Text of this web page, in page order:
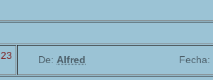
23 De: Alfred Fecha: